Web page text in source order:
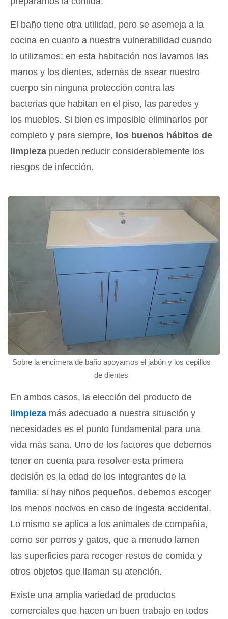
El baño tiene otra utilidad, pero se asemeja a la
cocina en cuanto a nuestra vulnerabilidad cuando
lo utilizamos: en esta habitación nos lavamos las
manos y los dientes, además de asear nuestro
cuerpo sin ninguna protección contra las
bacterias que habitan en el piso, las paredes y
los muebles. Si bien es imposible eliminarlos por
completo y para siempre, los buenos hábitos de
limpieza pueden reducir considerablemente los
riesgos de infección.
Sobre la encimera de baño apoyamos el jabón y los cepillos
de dientes
En ambos casos, la elección del producto de
limpieza más adecuado a nuestra situación y
necesidades es el punto fundamental para una
vida más sana. Uno de los factores que debemos
tener en cuenta para resolver esta primera
decisión es la edad de los integrantes de la
familia: si hay niños pequeños, debemos escoger
los menos nocivos en caso de ingesta accidental.
Lo mismo se aplica a los animales de compañía,
como ser perros y gatos, que a menudo lamen
las superficies para recoger restos de comida y
otros objetos que llaman su atención.
Existe una amplia variedad de productos
comerciales que hacen un buen trabajo en todos